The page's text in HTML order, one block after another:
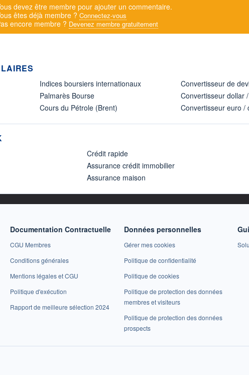
d'alerte
devez être membre pour ajouter un commentaire.
êtes déjà membre ? Connectez-vous
encore membre ? Devenez membre gratuitement
Indices boursiers internationaux
Palmarès Bourse
Cours du Pétrole (Brent)
Convertisseur de
Convertisseur dollar
Convertisseur euro /
Crédit rapide
Assurance crédit immobilier
Assurance maison
Documentation Contractuelle
CGU Membres
Conditions générales
Mentions légales et CGU
Politique d'exécution
Rapport de meilleure sélection 2024
Données personnelles
Gérer mes cookies
Politique de confidentialité
Politique de cookies
Politique de protection des données
membres et visiteurs
Politique de protection des données
prospects